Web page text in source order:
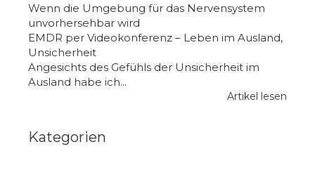
Wenn die Umgebung für das Nervensystem
unvorhersehbar wird
EMDR per Videokonferenz – Leben im Ausland,
Unsicherheit
Angesichts des Gefühls der Unsicherheit im
Ausland habe ich...
Artikel lesen
Kategorien